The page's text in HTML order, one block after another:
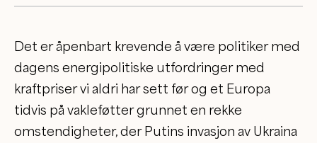
Det er åpenbart krevende å være politiker med
dagens energipolitiske utfordringer med
kraftpriser vi aldri har sett før og et Europa
tidvis på vakleføtter grunnet en rekke
omstendigheter, der Putins invasjon av Ukraina